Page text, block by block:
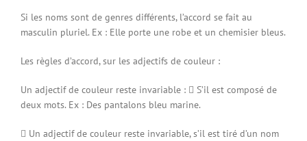
Si les noms sont de genres différents, l’accord se fait au
masculin pluriel. Ex : Elle porte une robe et un chemisier bleus.
Les règles d’accord, sur les adjectifs de couleur :
Un adjectif de couleur reste invariable :  S’il est composé de
deux mots. Ex : Des pantalons bleu marine.
 Un adjectif de couleur reste invariable, s’il est tiré d’un nom